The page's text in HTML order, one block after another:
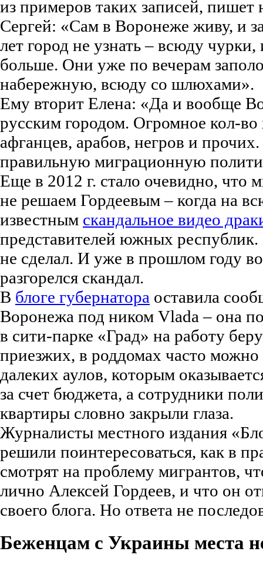
из примеров таких записей, пишет
Сергей: «Сам в Воронеже живу, и
лет город не узнать – всюду
больше. Они уже по вечерам
набережную, всюду со шлюхами».
Ему вторит Елена: «Да и вообще
русским городом. Огромное кол-во
афганцев, арабов, негров и
правильную миграционную
Еще в 2012 г. стало очевидно, что
не решаем Гордеевым – когда на
известным скандальное видео
представителей южных
не сделал. И уже в прошлом году
разгорелся скандал.
В блоге губернатора оставила
Воронежа под ником Vlada – она
в сити-парке «Град» на работу
приезжих, в роддомах часто можно
далеких аулов, которым
за счет бюджета, а сотрудники
квартиры словно закрыли глаза.
Журналисты местного издания
решили поинтересоваться, как в
смотрят на проблему мигрантов,
лично Алексей Гордеев, и что он
своего блога. Но ответа не
Беженцам с Украины места